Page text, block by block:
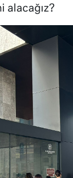
alacağız?